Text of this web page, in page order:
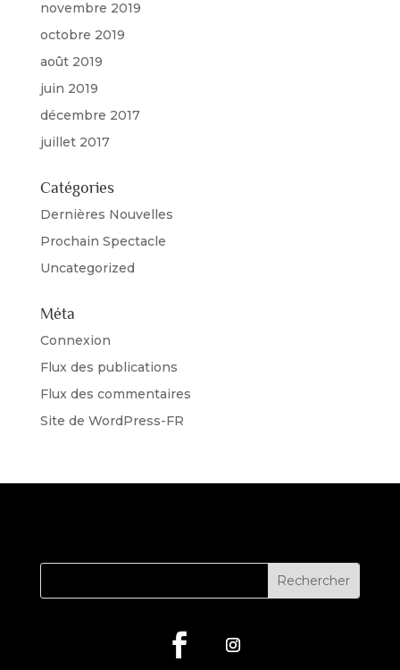
novembre 2019
octobre 2019
août 2019
juin 2019
décembre 2017
juillet 2017
Catégories
Dernières Nouvelles
Prochain Spectacle
Uncategorized
Méta
Connexion
Flux des publications
Flux des commentaires
Site de WordPress-FR